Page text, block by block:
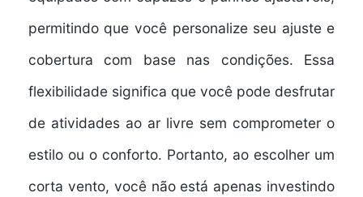
permitindo que você personalize seu ajuste e
cobertura com base nas condições. Essa
flexibilidade significa que você pode desfrutar
de atividades ao ar livre sem comprometer o
estilo ou o conforto. Portanto, ao escolher um
corta vento, você não está apenas investindo